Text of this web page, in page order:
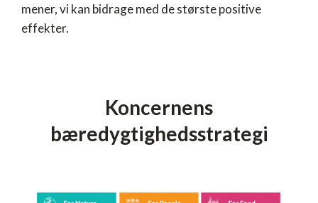
mener, vi kan bidrage med de største positive
effekter.
Koncernens
bæredygtighedsstrategi